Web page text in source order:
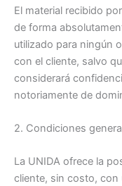
El material recibido
de forma
utilizado para ningún
con el cliente, salvo
considerará
notoriamente de
2. Condiciones
La UNIDA ofrece la
cliente, sin costo, con